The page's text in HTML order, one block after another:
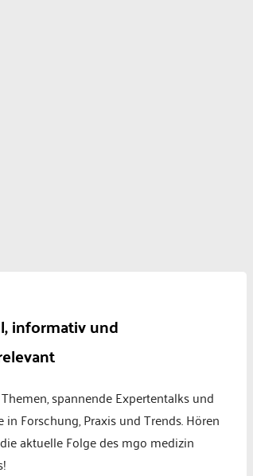
informativ und
spannende Expertentalks und
in Forschung, Praxis und Trends. Hören
aktuelle Folge des mgo medizin